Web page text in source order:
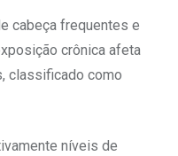
cabeça frequentes e
crônica afeta
classificado como
níveis de